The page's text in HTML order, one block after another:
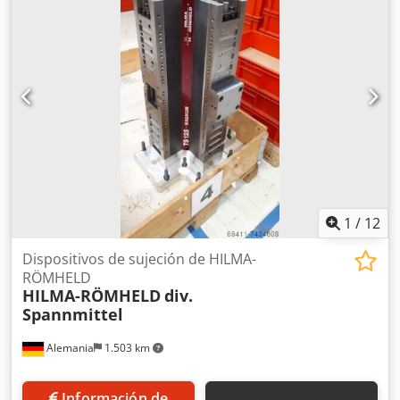
suelen averiarse y cuáles conviene tener en stock.
Crjdpfedr Shgox Akvef El precio es para el lote completo,
pero también es posible la venta individual de las piezas.
Posibilidad de recogida y entrega mediante empresa de
transporte.
1 / 12
Alemania 1.503 km
Dispositivos de sujeción de HILMA-
RÖMHELD
HILMA-RÖMHELDdiv.
Spannmittel